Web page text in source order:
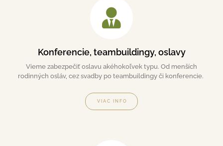
Konferencie, teambuildingy, oslavy
Vieme zabezpečiť oslavu akéhokoľvek typu. Od menších
rodinných osláv, cez svadby po teambuildingy či konferencie.
VIAC INFO